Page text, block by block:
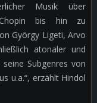
Musik über
bis hin zu
György Ligeti, Arvo
atonaler und
Subgenres von
u.a.“, erzählt Hindol